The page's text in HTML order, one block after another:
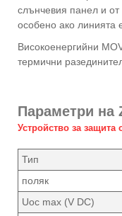
слънчевия панел и от
особено ако линията
Високоенергийни
термични
Параметри на
Устройство за защита
Тип
поляк
Uoc max (V DC)